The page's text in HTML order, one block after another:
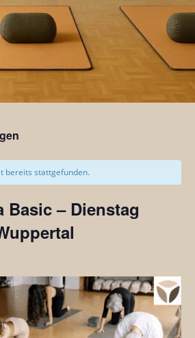
bereits stattgefunden.
Basic – Dienstag